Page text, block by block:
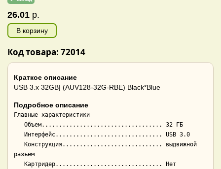
26.01 р.
В корзину
Код товара: 72014
Краткое описание
USB 3.x 32GB| (AUV128-32G-RBE) Black*Blue
Подробное описание
Главные характеристики
разъем